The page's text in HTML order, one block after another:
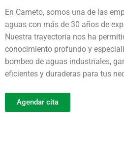
En Cameto, somos una de las
aguas con más de 30 años de
Nuestra trayectoria nos ha
conocimiento profundo y
bombeo de aguas industriales,
eficientes y duraderas para tus
Agendar cita